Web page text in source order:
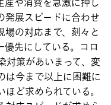
産や消費を急激に押し
発展スピードに合わせ
場の対応まで、刻々と
先にしている。コロ
対策があいまって、変
は今まで以上に困難に
ど求められている。